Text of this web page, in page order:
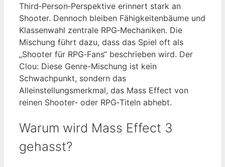
Third‑Person‑Perspektive erinnert stark an
Shooter. Dennoch bleiben Fähigkeitenbäume und
Klassenwahl zentrale RPG‑Mechaniken. Die
Mischung führt dazu, dass das Spiel oft als
„Shooter für RPG‑Fans“ beschrieben wird. Der
Clou: Diese Genre-Mischung ist kein
Schwachpunkt, sondern das
Alleinstellungsmerkmal, das Mass Effect von
reinen Shooter‑ oder RPG‑Titeln abhebt.
Warum wird Mass Effect 3
gehasst?